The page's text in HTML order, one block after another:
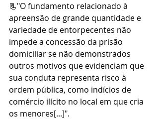
📃"O fundamento relacionado à
apreensão de grande quantidade e
variedade de entorpecentes não
impede a concessão da prisão
domiciliar se não demonstrados
outros motivos que evidenciam que
sua conduta representa risco à
ordem pública, como indícios de
comércio ilícito no local em que cria
os menores[...]".